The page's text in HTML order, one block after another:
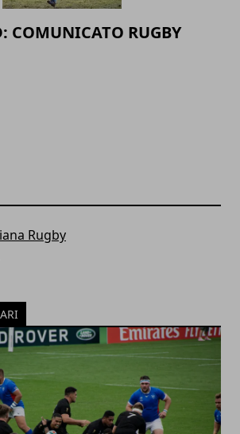
COMUNICATO RUGBY
Rugby